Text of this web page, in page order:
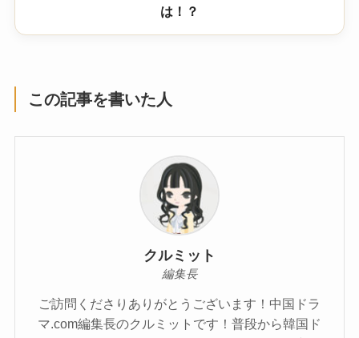
は！？
この記事を書いた人
クルミット
編集長
ご訪問くださりありがとうございます！中国ドラ
マ.com編集長のクルミットです！普段から韓国ド